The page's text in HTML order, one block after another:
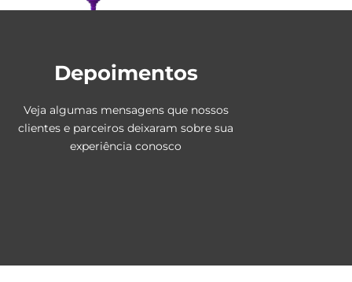
Depoimentos
Veja algumas mensagens que nossos
clientes e parceiros deixaram sobre sua
experiência conosco